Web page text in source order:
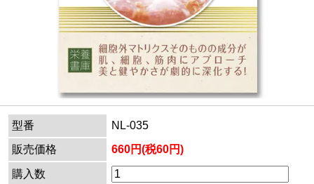
型番
NL-035
販売価格
660円(税60円)
購入数